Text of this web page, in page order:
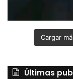
Cargar
Últimas